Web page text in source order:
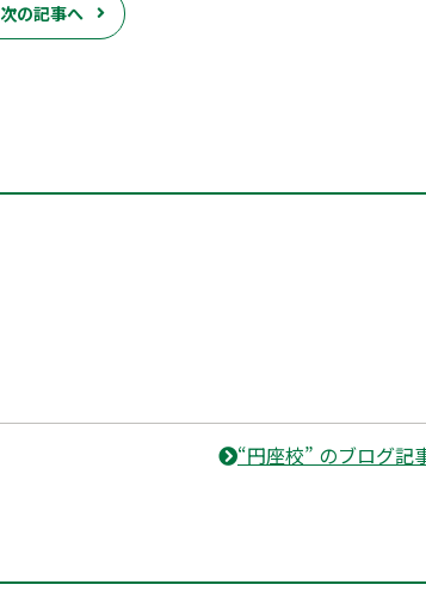
次の記事へ
“円座校” のブログ記